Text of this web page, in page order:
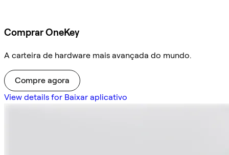
Comprar OneKey
A carteira de hardware mais avançada do mundo.
Compre agora
View details for Baixar aplicativo